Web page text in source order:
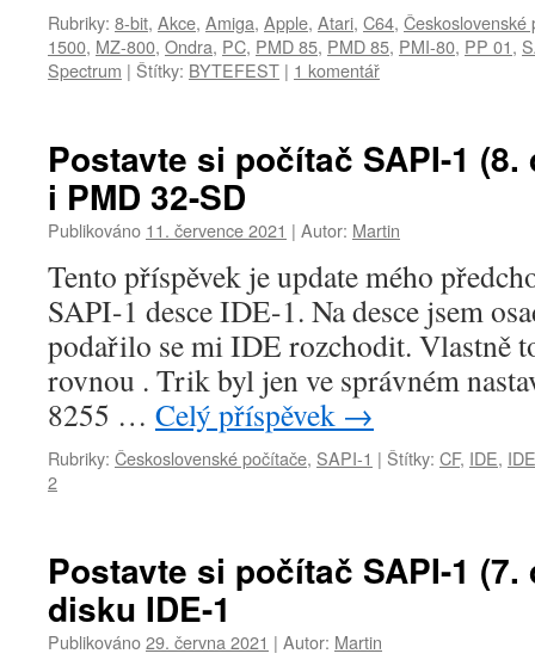
Rubriky: 8-bit, Akce, Amiga, Apple, Atari, C64, Československé
1500, MZ-800, Ondra, PC, PMD 85, PMD 85, PMI-80, PP 01,
Spectrum | Štítky: BYTEFEST | 1 komentář
Postavte si počítač SAPI-1
i PMD 32-SD
Publikováno 11. července 2021 | Autor: Martin
Tento příspěvek je update mého
SAPI-1 desce IDE-1. Na desce jsem
podařilo se mi IDE rozchodit. Vlastně
rovnou . Trik byl jen ve správném
8255 … Celý příspěvek →
Rubriky: Československé počítače, SAPI-1 | Štítky: CF, IDE,
2
Postavte si počítač SAPI-1
disku IDE-1
Publikováno29. června 2021 | Autor: Martin